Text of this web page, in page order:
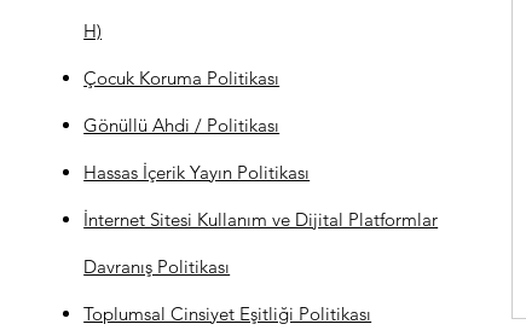
H)
Çocuk Koruma Politikası
Gönüllü Ahdi / Politikası
Hassas İçerik Yayın Politikası
İnternet Sitesi Kullanım ve Dijital Platformlar
Davranış Politikası
Toplumsal Cinsiyet Eşitliği Politikası